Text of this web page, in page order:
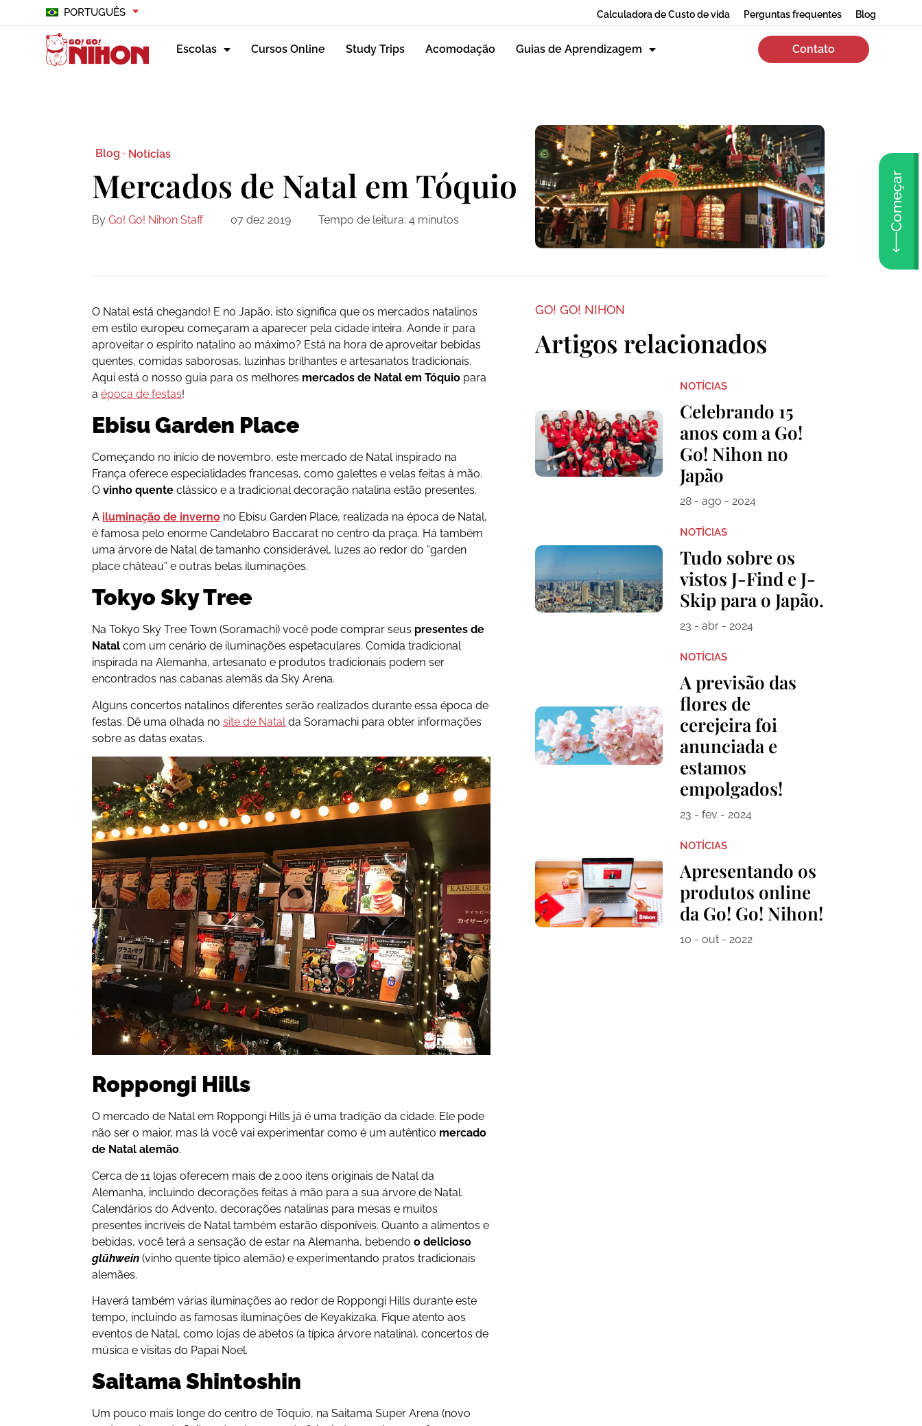
PORTUGUÊS Calculadora de Custo de vida Perguntas frequentes Blog
Escolas Cursos Online Study Trips Acomodação Guias de Aprendizagem Contato
Começar
Blog · Notícias
Mercados de Natal em Tóquio
By Go! Go! Nihon Staff 07 dez 2019 Tempo de leitura: 4 minutos
O Natal está chegando! E no Japão, isto significa que os mercados natalinos
em estilo europeu começaram a aparecer pela cidade inteira. Aonde ir para
aproveitar o espírito natalino ao máximo? Está na hora de aproveitar bebidas
quentes, comidas saborosas, luzinhas brilhantes e artesanatos tradicionais.
Aqui está o nosso guia para os melhores mercados de Natal em Tóquio para
aépoca de festas!
Ebisu Garden Place
Começando no início de novembro, este mercado de Natal inspirado na
França oferece especialidades francesas, como galettes e velas feitas à mão.
Ovinho quente clássico e a tradicional decoração natalina estão presentes.
A iluminação de inverno no Ebisu Garden Place, realizada na época de Natal,
é famosa pelo enorme Candelabro Baccarat no centro da praça. Há também
uma árvore de Natal de tamanho considerável, luzes ao redor do “garden
place château” e outras belas iluminações.
Tokyo Sky Tree
Na Tokyo Sky Tree Town (Soramachi) você pode comprar seus presentes de
Natal com um cenário de iluminações espetaculares. Comida tradicional
inspirada na Alemanha, artesanato e produtos tradicionais podem ser
encontrados nas cabanas alemãs da Sky Arena.
Alguns concertos natalinos diferentes serão realizados durante essa época de
festas. Dê uma olhada nosite de Natal da Soramachi para obter informações
sobre as datas exatas.
Roppongi Hills
O mercado de Natal em Roppongi Hills já é uma tradição da cidade. Ele pode
não ser o maior, mas lá você vai experimentar como é um autêntico mercado
de Natal alemão.
Cerca de 11 lojas oferecem mais de 2.000 itens originais de Natal da
Alemanha, incluindo decorações feitas à mão para a sua árvore de Natal.
Calendários do Advento, decorações natalinas para mesas e muitos
presentes incríveis de Natal também estarão disponíveis. Quanto a alimentos e
bebidas, você terá a sensação de estar na Alemanha, bebendoo delicioso
glühwein (vinho quente típico alemão) e experimentando pratos tradicionais
alemães.
Haverá também várias iluminações ao redor de Roppongi Hills durante este
tempo, incluindo as famosas iluminações de Keyakizaka. Fique atento aos
eventos de Natal, como lojas de abetos (a típica árvore natalina), concertos de
música e visitas do Papai Noel.
Saitama Shintoshin
Um pouco mais longe do centro de Tóquio, na Saitama Super Arena (novo
GO! GO! NIHON
Artigos relacionados
NOTÍCIAS
Celebrando 15
anos com a Go!
Go! Nihon no
Japão
28 - ago - 2024
NOTÍCIAS
Tudo sobre os
vistos J-Find e J-
Skip para o Japão.
23 - abr - 2024
NOTÍCIAS
A previsão das
flores de
cerejeira foi
anunciada e
estamos
empolgados!
23 - fev - 2024
NOTÍCIAS
Apresentando os
produtos online
da Go! Go! Nihon!
10 - out - 2022